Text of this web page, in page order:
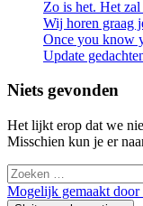
Zo is het. Het
Wij horen graag
Once you know
Update
Niets gevonden
Het lijkt erop dat we
Misschien kun je er
Zoeken
naar:
Mogelijk gemaakt door